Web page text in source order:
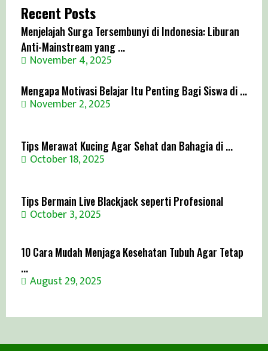
Recent Posts
Menjelajah Surga Tersembunyi di Indonesia: Liburan
Anti-Mainstream yang ...
November 4, 2025
Mengapa Motivasi Belajar Itu Penting Bagi Siswa di ...
November 2, 2025
Tips Merawat Kucing Agar Sehat dan Bahagia di ...
October 18, 2025
Tips Bermain Live Blackjack seperti Profesional
October 3, 2025
10 Cara Mudah Menjaga Kesehatan Tubuh Agar Tetap
...
August 29, 2025